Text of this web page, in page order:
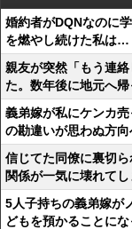
婚約者がDQNなのに
を燃やし続けた私は…
親友が突然「もう連
た。数年後に地元へ
義弟嫁が私にケンカ
の勘違いが思わぬ方
信じてた同僚に裏切
関係が一気に壊れて
5人子持ちの義弟嫁が
どもを預かることに